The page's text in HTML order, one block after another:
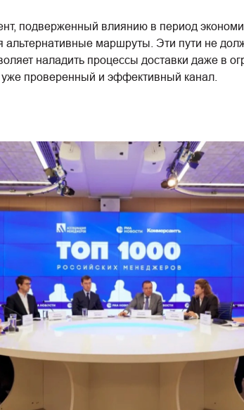
подверженный влиянию в период
альтернативные маршруты. Эти пути не
наладить процессы доставки даже в
уже проверенный и эффективный канал.